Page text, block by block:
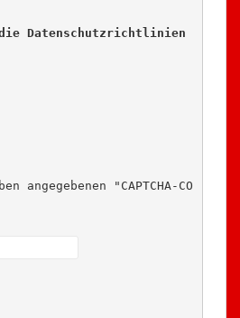
Datenschutzrichtlinien
angegebenen "CAPTCHA-CO